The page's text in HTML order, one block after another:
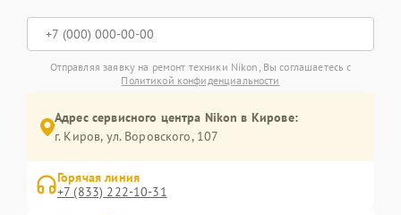
Отправляя заявку на ремонт техники Nikon, Вы соглашаетесь с
Политикой конфиденциальности
Адрес сервисного центра Nikon в Кирове:
г. Киров, ул. Воровского, 107
Горячая линия
+7 (833) 222-10-31